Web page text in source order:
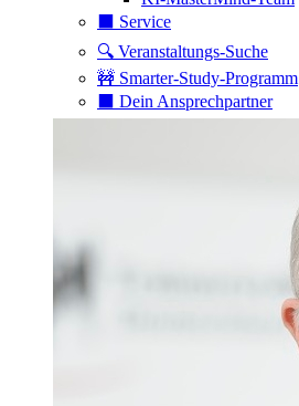
⬛️ Service
🔍 Veranstaltungs-Suche
🚧 Smarter-Study-Programm
⬛️ Dein Ansprechpartner